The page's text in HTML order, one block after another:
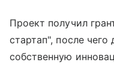
Проект получил
стартап", после
собственную